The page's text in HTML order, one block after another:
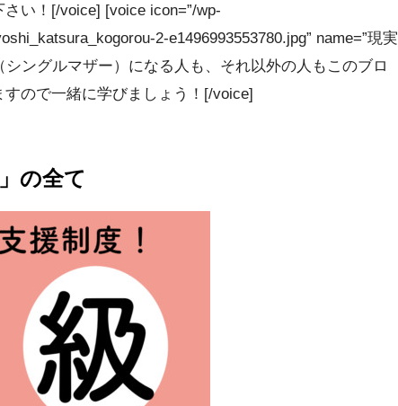
い！[/voice] [voice icon=”/wp-
2-e1496993553780.jpg” name=”現実
シングルマザー）になる人も、それ以外の人もこのブロ
すので一緒に学びましょう！[/voice]
の全て